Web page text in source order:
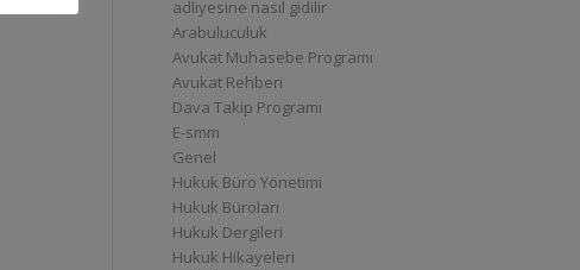
adliyesine nasıl gidilir
Arabuluculuk
Avukat Muhasebe Programı
Avukat Rehberi
Dava Takip Programı
E-smm
Genel
Hukuk Büro Yönetimi
Hukuk Büroları
Hukuk Dergileri
Hukuk Hikayeleri